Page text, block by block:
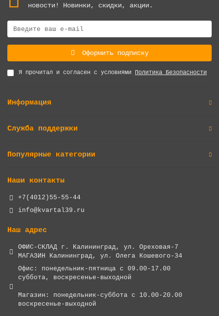
новости! Новинки, скидки, акции.
Оформить подписку
Я прочитал и согласен с условиями Политика Безопасности
Информация
Служба поддержки
Популярные категории
Наши контакты
+7(4012)55-55-44
info@kvartal39.ru
Наш адрес
ОФИС-СКЛАД г. Калининград, ул. Ореховая-7
МАГАЗИН Калининград, ул. Олега Кошевого-34
Офис: понедельник-пятница с 09.00-17.00
суббота, воскресенье-выходной
Магазин: понедельник-суббота с 10.00-20.00
воскресенье-выходной